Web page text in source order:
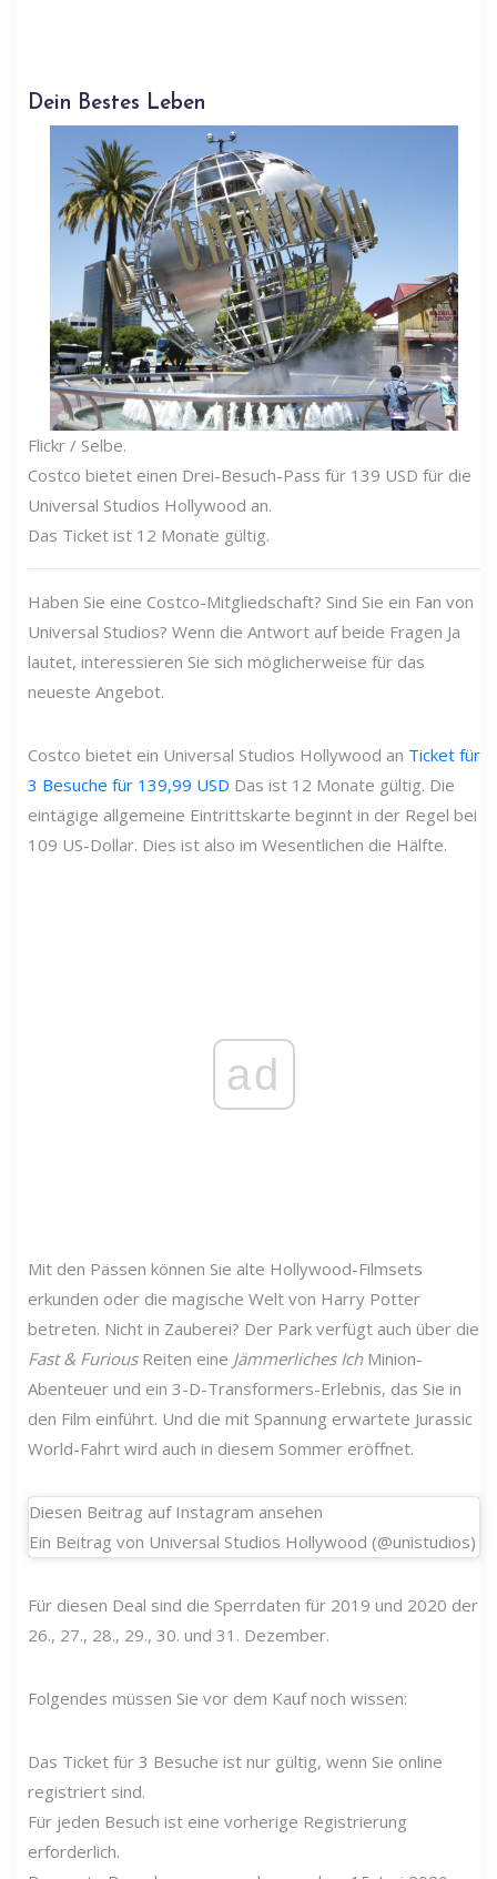
Dein Bestes Leben
Flickr / Selbe.
Costco bietet einen Drei-Besuch-Pass für 139 USD für die
Universal Studios Hollywood an.
Das Ticket ist 12 Monate gültig.
Haben Sie eine Costco-Mitgliedschaft? Sind Sie ein Fan von
Universal Studios? Wenn die Antwort auf beide Fragen Ja
lautet, interessieren Sie sich möglicherweise für das
neueste Angebot.
Costco bietet ein Universal Studios Hollywood an Ticket für
3 Besuche für 139,99 USD Das ist 12 Monate gültig. Die
eintägige allgemeine Eintrittskarte beginnt in der Regel bei
109 US-Dollar. Dies ist also im Wesentlichen die Hälfte.
ad
Mit den Pässen können Sie alte Hollywood-Filmsets
erkunden oder die magische Welt von Harry Potter
betreten. Nicht in Zauberei? Der Park verfügt auch über die
Fast & FuriousReiten eine Jämmerliches IchMinion-
Abenteuer und ein 3-D-Transformers-Erlebnis, das Sie in
den Film einführt. Und die mit Spannung erwartete Jurassic
World-Fahrt wird auch in diesem Sommer eröffnet.
Diesen Beitrag auf Instagram ansehen
Ein Beitrag von Universal Studios Hollywood (@unistudios)
Für diesen Deal sind die Sperrdaten für 2019 und 2020 der
26., 27., 28., 29., 30. und 31. Dezember.
Folgendes müssen Sie vor dem Kauf noch wissen:
Das Ticket für 3 Besuche ist nur gültig, wenn Sie online
registriert sind.
Für jeden Besuch ist eine vorherige Registrierung
erforderlich.